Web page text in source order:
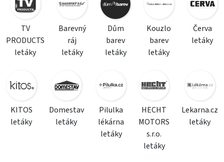
TV
PRODUCTS
letáky
Barevný
ráj
letáky
Dům
barev
letáky
Kouzlo
barev
letáky
Červa
letáky
KITOS
letáky
Domestav
letáky
Pilulka
lékárna
letáky
HECHT
MOTORS
s.r.o.
letáky
Lekarna.cz
letáky